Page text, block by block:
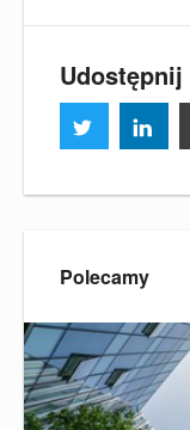
Udostępnij
Polecamy